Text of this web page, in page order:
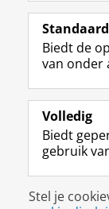
Over het
Praktisch
Volg ons op
Standaard
Biedt de
van onder
Volledig
Biedt
gebruik
Stel je